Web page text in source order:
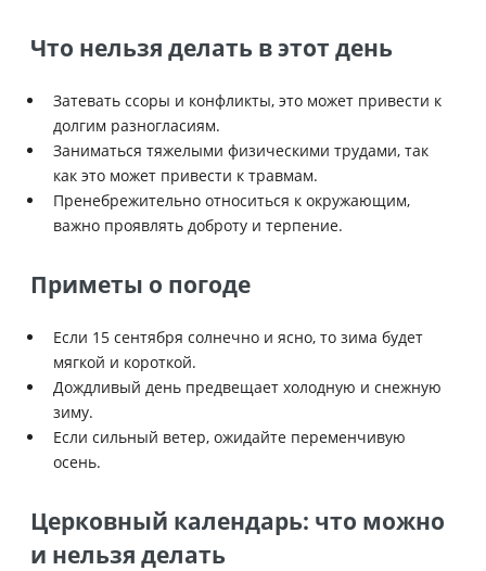
Что нельзя делать в этот день
Затевать ссоры и конфликты, это может привести к
долгим разногласиям.
Заниматься тяжелыми физическими трудами, так
как это может привести к травмам.
Пренебрежительно относиться к окружающим,
важно проявлять доброту и терпение.
Приметы о погоде
Если 15 сентября солнечно и ясно, то зима будет
мягкой и короткой.
Дождливый день предвещает холодную и снежную
зиму.
Если сильный ветер, ожидайте переменчивую
осень.
Церковный календарь: что можно
и нельзя делать